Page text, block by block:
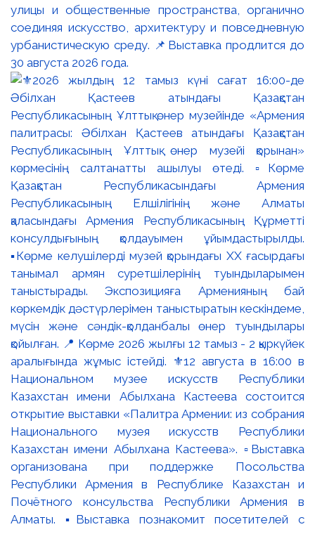
улицы и общественные пространства, органично
соединяя искусство, архитектуру и повседневную
урбанистическую среду. 📌Выставка продлится до
30 августа 2026 года.